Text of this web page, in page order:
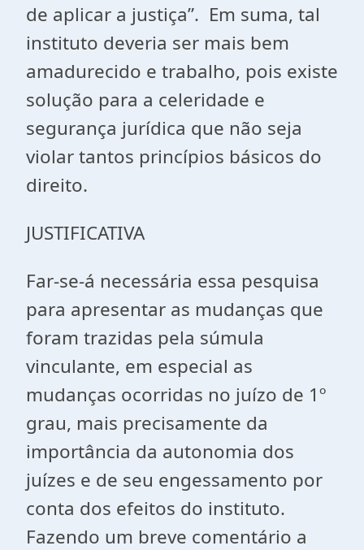
de aplicar a justiça”. Em suma, tal
instituto deveria ser mais bem
amadurecido e trabalho, pois existe
solução para a celeridade e
segurança jurídica que não seja
violar tantos princípios básicos do
direito.
JUSTIFICATIVA
Far-se-á necessária essa pesquisa
para apresentar as mudanças que
foram trazidas pela súmula
vinculante, em especial as
mudanças ocorridas no juízo de 1º
grau, mais precisamente da
importância da autonomia dos
juízes e de seu engessamento por
conta dos efeitos do instituto.
Fazendo um breve comentário a